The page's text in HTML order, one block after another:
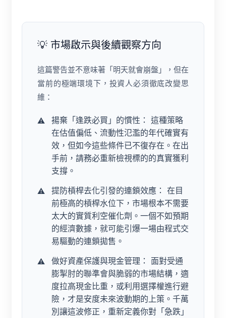
💡 市場啟示與後續觀察方向
這篇警告並不意味著「明天就會崩盤」，但在
當前的極端環境下，投資人必須徹底改變思
維：
揚棄「逢跌必買」的慣性： 這種策略
在估值偏低、流動性氾濫的年代確實有
效，但如今這些條件已不復存在。在出
手前，請務必重新檢視標的的真實獲利
支撐。
提防槓桿去化引發的連鎖效應： 在目
前極高的槓桿水位下，市場根本不需要
太大的實質利空催化劑。一個不如預期
的經濟數據，就可能引爆一場由程式交
易驅動的連鎖拋售。
做好資產保護與現金管理：
面對受通
膨掣肘的聯準會與脆弱的市場結構，適
度拉高現金比重，或利用選擇權進行避
險，才是安度未來波動期的上策。千萬
別讓這波修正，重新定義你對「急跌」